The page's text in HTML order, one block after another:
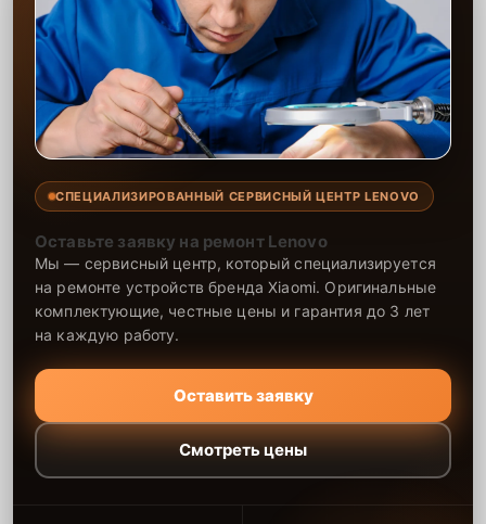
СПЕЦИАЛИЗИРОВАННЫЙ СЕРВИСНЫЙ ЦЕНТР LENOVO
Оставьте заявку на ремонт Lenovo
Мы — сервисный центр, который специализируется
на ремонте устройств бренда Xiaomi. Оригинальные
комплектующие, честные цены и гарантия до 3 лет
на каждую работу.
Оставить заявку
Смотреть цены